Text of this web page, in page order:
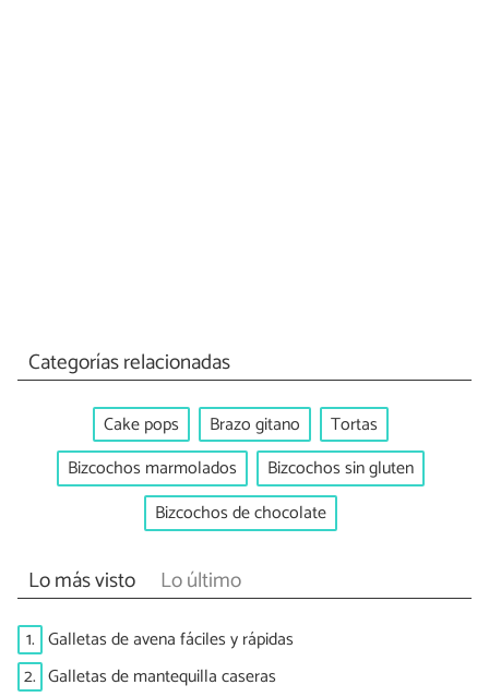
Categorías relacionadas
Cake pops Brazo gitano
Tortas
Bizcochos marmolados
Bizcochos sin gluten
Bizcochos de chocolate
Lo más visto Lo último
1. Galletas de avena fáciles y rápidas
2. Galletas de mantequilla caseras